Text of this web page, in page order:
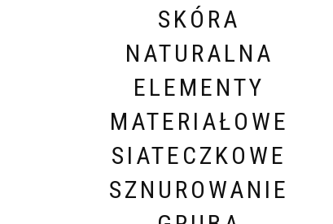
SKÓRA
NATURALNA
ELEMENTY
MATERIAŁOWE
SIATECZKOWE
SZNUROWANIE